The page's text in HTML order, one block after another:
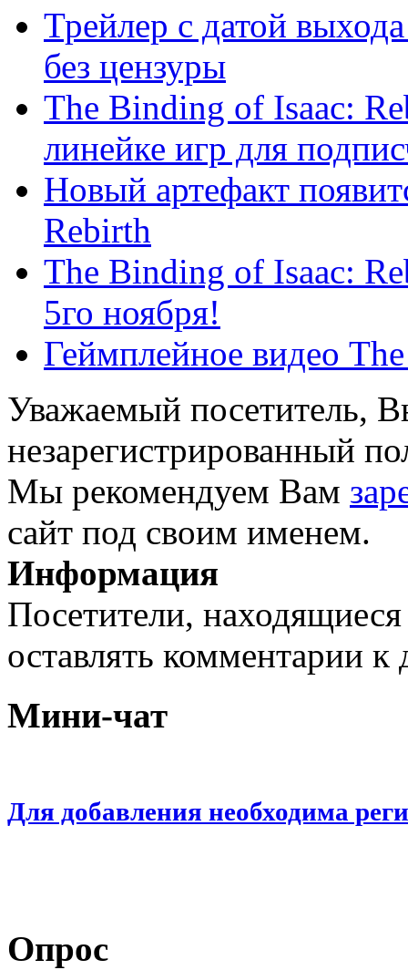
Трейлер с датой
без цензуры
The Binding of Isaac:
линейке игр для
Новый артефакт
Rebirth
The Binding of Isaac:
5го ноября!
Геймплейное видео
Уважаемый посетитель,
незарегистрированный
Мы рекомендуем Вам
сайт под своим именем.
Информация
Посетители,
оставлять комментарии
Мини-чат
Для добавления необходима
Опрос